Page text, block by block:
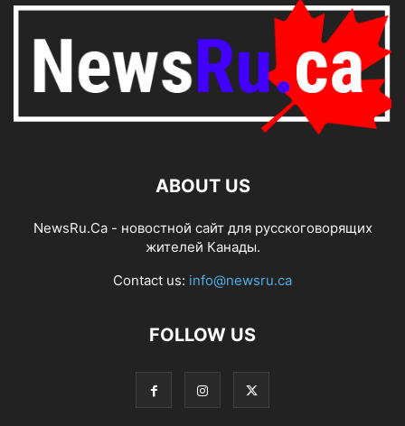
ABOUT US
NewsRu.Ca - новостной сайт для русскоговорящих
жителей Канады.
Contact us: info@newsru.ca
FOLLOW US